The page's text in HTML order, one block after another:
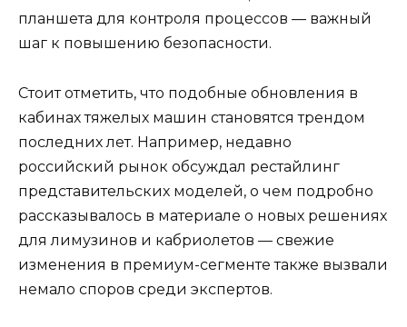
планшета для контроля процессов — важный
шаг к повышению безопасности.
Стоит отметить, что подобные обновления в
кабинах тяжелых машин становятся трендом
последних лет. Например, недавно
российский рынок обсуждал рестайлинг
представительских моделей, о чем подробно
рассказывалось в материале о новых решениях
для лимузинов и кабриолетов — свежие
изменения в премиум-сегменте также вызвали
немало споров среди экспертов.